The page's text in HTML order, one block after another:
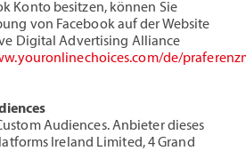
Konto besitzen, können Sie
von Facebook auf der Website
Digital Advertising Alliance
de/
Audiences. Anbieter dieses
Ireland Limited, 4 Grand